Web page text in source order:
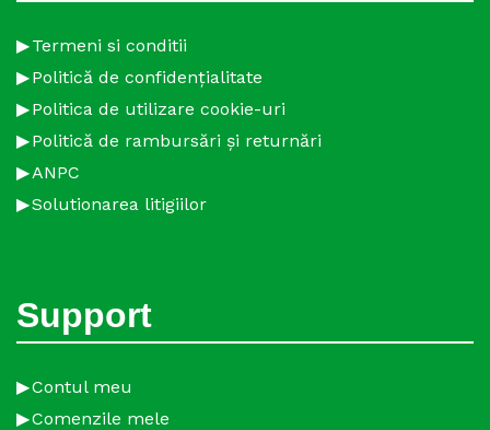
Termeni si conditii
Politică de confidențialitate
Politica de utilizare cookie-uri
Politică de rambursări și returnări
ANPC
Solutionarea litigiilor
Support
Contul meu
Comenzile mele